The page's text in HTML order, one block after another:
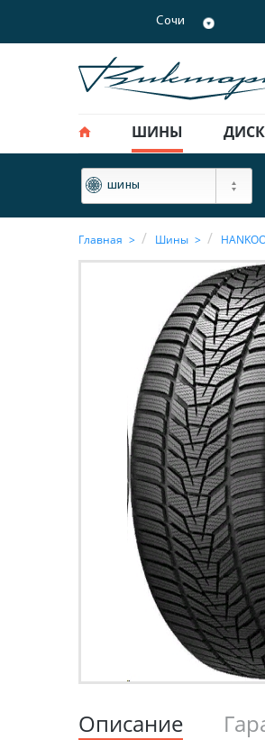
Сочи
ШИНЫ
ФИЛЬТР
шины
Главная Шины
Описание